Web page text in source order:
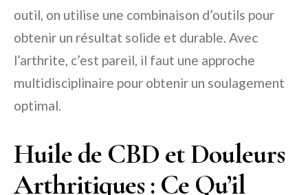
outil, on utilise une combinaison d’outils pour
obtenir un résultat solide et durable. Avec
l’arthrite, c’est pareil, il faut une approche
multidisciplinaire pour obtenir un soulagement
optimal.
Huile de CBD et Douleurs
Arthritiques : Ce Qu’il